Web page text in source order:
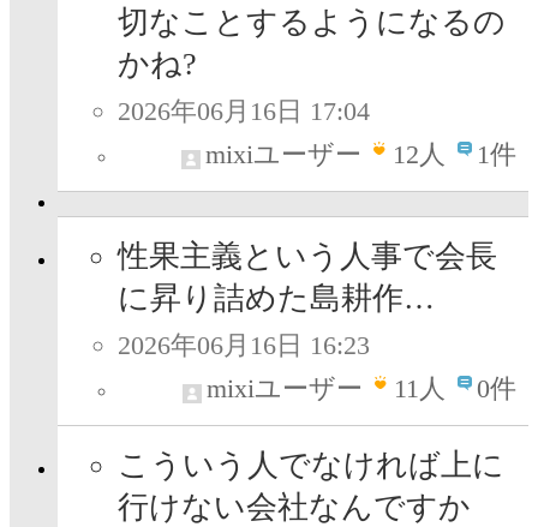
切なことするようになるの
かね?
2026年06月16日 17:04
mixiユーザー
12人 1件
性果主義という人事で会長
に昇り詰めた島耕作…
2026年06月16日 16:23
mixiユーザー
11人 0件
こういう人でなければ上に
行けない会社なんですか